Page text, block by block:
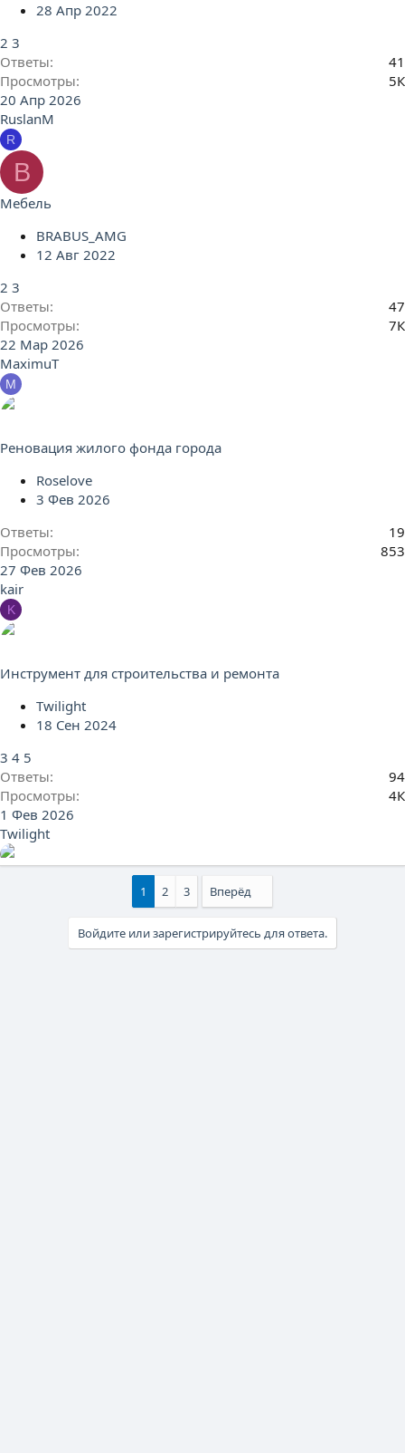
28 Апр 2022
2 3
Ответы
41
Просмотры
5К
20 Апр 2026
RuslanM
R
B
Мебель
BRABUS_AMG
12 Авг 2022
2 3
Ответы
47
Просмотры
7К
22 Мар 2026
MaximuT
M
Реновация жилого фонда города
Roselove
3 Фев 2026
Ответы
19
Просмотры
853
27 Фев 2026
kair
K
Инструмент для строительства и ремонта
Twilight
18 Сен 2024
3 4 5
Ответы
94
Просмотры
4К
1 Фев 2026
Twilight
1 2 3 Вперёд
Войдите или зарегистрируйтесь для ответа.